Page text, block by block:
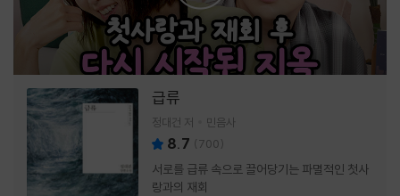
급류
정대건 저 민음사
8.7 (700)
서로를 급류 속으로 끌어당기는 파멸적인 첫사
랑과의 재회